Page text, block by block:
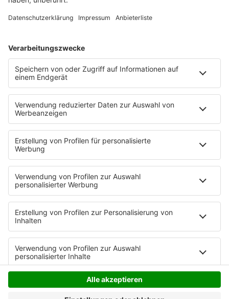
Anzeige
Drittanbieters, um Videoinhalte
Daten zu Ihren Aktivitäten
sammeln. Bitte lesen Sie die
Details durch und stimmen Sie der
Nutzung des Service zu, um dieses
Video anzusehen.
Akzeptieren
powered byUsercentrics Consent
Management Platform
Lauv - Tattoos Together
Anzeige
Anzeige